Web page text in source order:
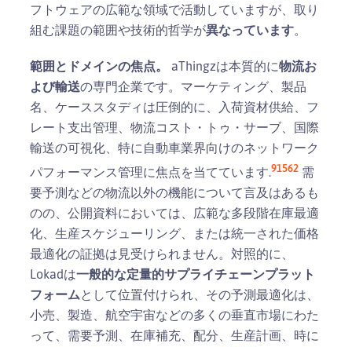
フトウェアの広範な領域で活動していますが、取り
組む課題の範囲や技術的哲学が異なっています。
範囲とドメインの焦点。 aThingzは本質的に物流お
よび輸送の専門企業です。マーケティング、製品
名、ケーススタディは圧倒的に、入荷資材供給、フ
レート支出管理、物流コスト・トゥ・サーブ、国際
輸送の可視化、特に自動車業界向けのネットワーク
パフォーマンス管理に焦点を当てています.91562 需
要予測などの物流以外の機能について言及はあるも
のの、公開資料においては、広範な多段階在庫最適
化、生産スケジューリング、または統一された価格
最適化の証拠は見受けられません。対照的に、
Lokadは一般的な定量的サプライチェーンプラット
フォームとして位置付けられ、その予測最適化は、
小売、製造、航空宇宙などの多くの垂直市場にわた
って、需要予測、在庫補充、配分、生産計画、時に